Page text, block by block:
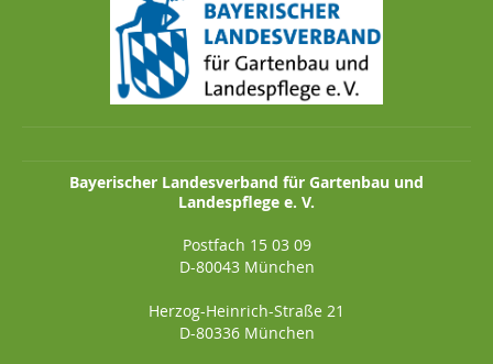
Bayerischer Landesverband für Gartenbau und
Landespflege e. V.
Postfach 15 03 09
D-80043 München
Herzog-Heinrich-Straße 21
D-80336 München